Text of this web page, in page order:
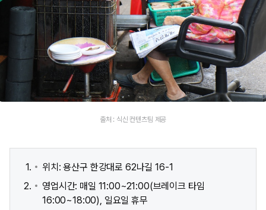
출처 : 식신 컨텐츠팀 제공
위치: 용산구 한강대로 62나길 16-1
영업시간: 매일 11:00~21:00(브레이크 타임
16:00~18:00), 일요일 휴무